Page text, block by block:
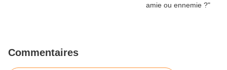
Commentaires